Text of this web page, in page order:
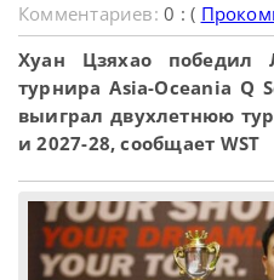
Комментариев:0 : (
Хуан Цзяхао
турнира Asia-Oceania Q
выиграл двухлетнюю
и 2027-28, сообщает WST